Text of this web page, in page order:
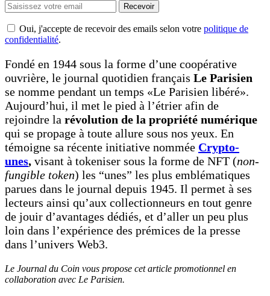
Recevoir
Oui, j'accepte de recevoir des emails selon votre politique de
confidentialité.
Fondé en 1944 sous la forme d’une coopérative
ouvrière, le journal quotidien français Le Parisien
se nomme pendant un temps «Le Parisien libéré».
Aujourd’hui, il met le pied à l’étrier afin de
rejoindre la révolution de la propriété numérique
qui se propage à toute allure sous nos yeux. En
témoigne sa récente initiative nommée Crypto-
unes, visant à tokeniser sous la forme de NFT (non-
fungible token) les “unes” les plus emblématiques
parues dans le journal depuis 1945. Il permet à ses
lecteurs ainsi qu’aux collectionneurs en tout genre
de jouir d’avantages dédiés, et d’aller un peu plus
loin dans l’expérience des prémices de la presse
dans l’univers Web3.
Le Journal du Coin vous propose cet article promotionnel en
collaboration avec Le Parisien.